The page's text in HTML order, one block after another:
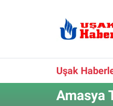
Uşak
Amasya
E-Gazete
Uşak Hava Durumu